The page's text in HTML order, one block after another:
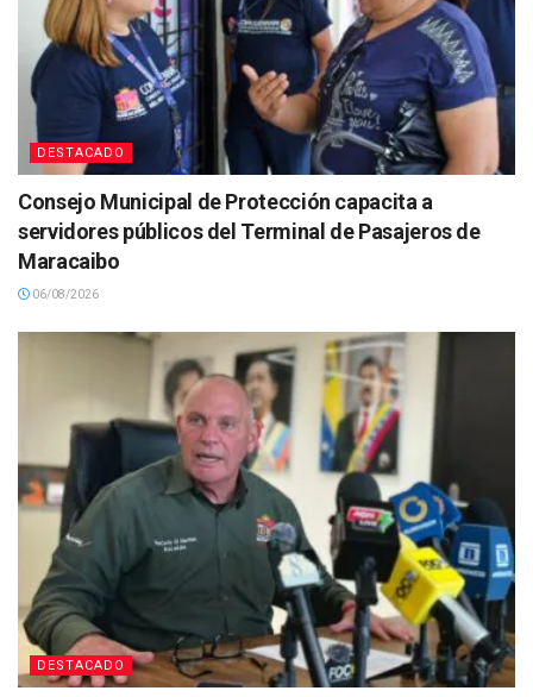
DESTACADO
Consejo Municipal de Protección capacita a
servidores públicos del Terminal de Pasajeros de
Maracaibo
06/08/2026
DESTACADO